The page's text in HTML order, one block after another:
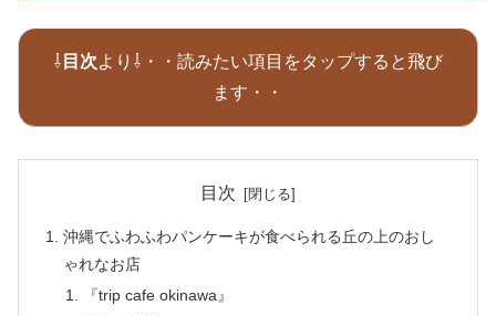
⇩ 目次より⇩・・読みたい項目をタップすると飛び
ます・・
目次
沖縄でふわふわパンケーキが食べられる丘の上のおし
ゃれなお店
『trip cafe okinawa』